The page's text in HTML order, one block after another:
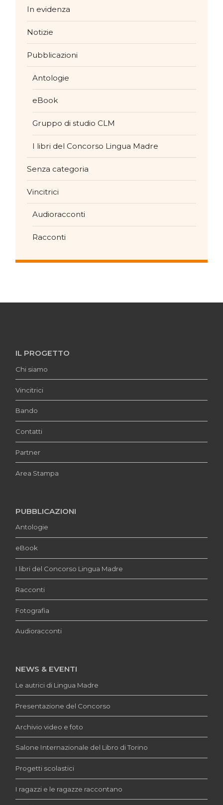
In evidenza
Notizie
Pubblicazioni
Antologie
eBook
Gruppo di studio CLM
I libri del Concorso Lingua Madre
Senza categoria
Vincitrici
Audioracconti
Racconti
IL PROGETTO
Chi siamo
Vincitrici
Bando
Contatti
Partner
Area Stampa
PUBBLICAZIONI
Antologie
eBook
I libri del Concorso Lingua Madre
Racconti
Fotografia
Audioracconti
NEWS & EVENTI
Le autrici di Lingua Madre
Presentazione del Concorso
Archivio video e foto
Salone Internazionale del Libro di Torino
Progetti scolastici
I ragazzi e le ragazze raccontano